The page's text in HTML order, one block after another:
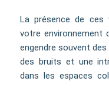
La présence de ces
votre environnement
engendre souvent
des bruits et une
dans les espaces